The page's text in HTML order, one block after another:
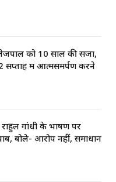
को 10 साल की सजा,
2 सप्ताह में आत्मसमर्पण करने
गांधी के भाषण पर
बोले- आरोप नहीं, समाधान